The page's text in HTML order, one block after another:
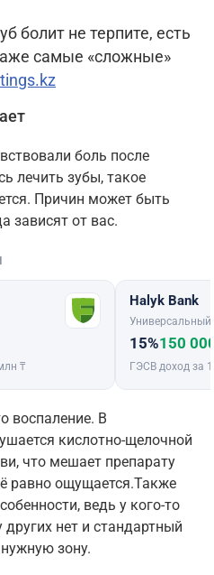
болит не терпите, есть
самые «сложные»
боль после
лечить зубы, такое
Причин может быть
зависят от вас.
₸
Halyk Bank
Универсальный
15%
ГЭСВ
150
доход за
воспаление. В
кислотно-щелочной
что мешает препарату
равно ощущается.Также
ведь у кого-то
нет и стандартный
зону.